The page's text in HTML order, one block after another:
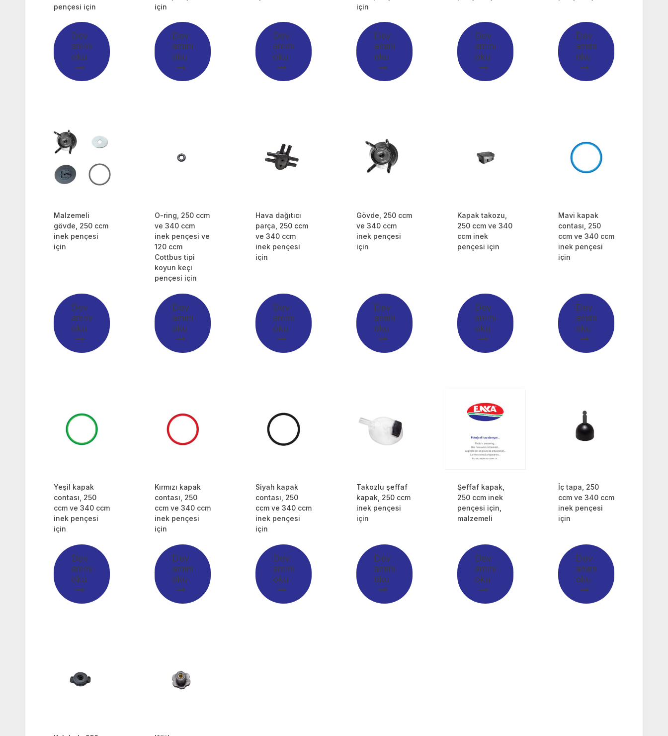
pençesi için
Dev
amını
oku
için
Dev
amını
oku
Dev
amını
oku
için
Dev
amını
oku
Dev
amını
oku
Dev
amını
oku
Malzemeli
gövde, 250 ccm
inek pençesi
için
Dev
amını
oku
O-ring, 250 ccm
ve 340 ccm
inek pençesi ve
120 ccm
Cottbus tipi
koyun keçi
pençesi için
Dev
amını
oku
Hava dağıtıcı
parça, 250 ccm
ve 340 ccm
inek pençesi
için
Dev
amını
oku
Gövde, 250 ccm
ve 340 ccm
inek pençesi
için
Dev
amını
oku
Kapak takozu,
250 ccm ve 340
ccm inek
pençesi için
Dev
amını
oku
Mavi kapak
contası, 250
ccm ve 340 ccm
inek pençesi
için
Dev
amını
oku
Yeşil kapak
contası, 250
ccm ve 340 ccm
inek pençesi
için
Dev
amını
oku
Kırmızı kapak
contası, 250
ccm ve 340 ccm
inek pençesi
için
Dev
amını
oku
Siyah kapak
contası, 250
ccm ve 340 ccm
inek pençesi
için
Dev
amını
oku
Takozlu şeffaf
kapak, 250 ccm
inek pençesi
için
Dev
amını
oku
Şeffaf kapak,
250 ccm inek
pençesi için,
malzemeli
Dev
amını
oku
İç tapa, 250
ccm ve 340 ccm
inek pençesi
için
Dev
amını
oku